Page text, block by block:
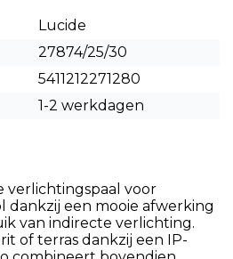
Lucide
27874/25/30
5411212271280
1-2 werkdagen
verlichtingspaal voor
dankzij een mooie afwerking
van indirecte verlichting.
of terras dankzij een IP-